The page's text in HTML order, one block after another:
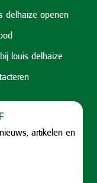
delhaize openen
louis delhaize
artikelen en